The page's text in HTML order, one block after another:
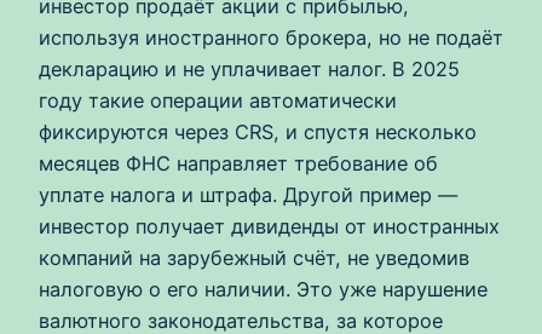
инвестор продаёт акции с прибылью,
используя иностранного брокера, но не подаёт
декларацию и не уплачивает налог. В 2025
году такие операции автоматически
фиксируются через CRS, и спустя несколько
месяцев ФНС направляет требование об
уплате налога и штрафа. Другой пример —
инвестор получает дивиденды от иностранных
компаний на зарубежный счёт, не уведомив
налоговую о его наличии. Это уже нарушение
валютного законодательства, за которое